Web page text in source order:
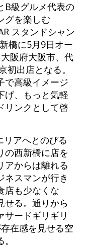
B級グルメ代表の
グを楽しむ
スタンドシャン
橋に5月9日オー
阪府大阪市、代
初出店となる。
で高級イメージ
げ、もっと気軽
リンクとして啓
リアへとのびる
の西新橋に店を
アからは離れる
ネスマンが行き
店も少なくな
せる。通りから
サードギリギリ
在感を見せる空